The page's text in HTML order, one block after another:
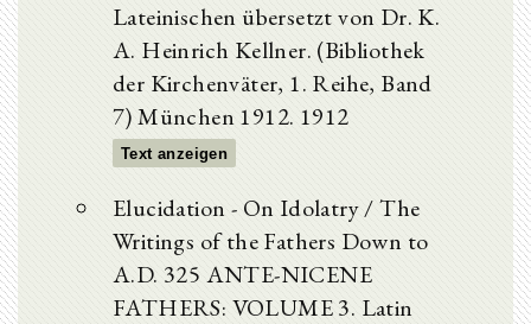
Lateinischen übersetzt von Dr. K.
A. Heinrich Kellner. (Bibliothek
der Kirchenväter, 1. Reihe, Band
7) München 1912. 1912
Text anzeigen
Elucidation - On Idolatry / The
Writings of the Fathers Down to
A.D. 325 ANTE-NICENE
FATHERS: VOLUME 3. Latin